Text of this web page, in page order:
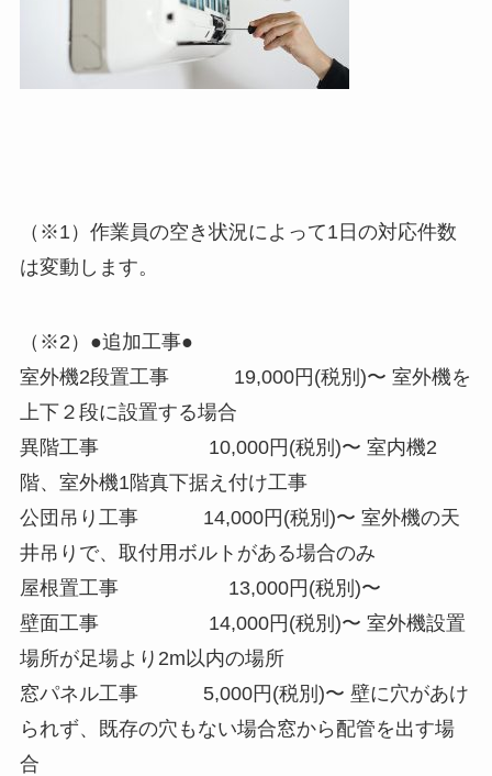
（※1）作業員の空き状況によって1日の対応件数
は変動します。
（※2）●追加工事●
室外機2段置工事 19,000円(税別)〜 室外機を
上下２段に設置する場合
異階工事 10,000円(税別)〜 室内機2
階、室外機1階真下据え付け工事
公団吊り工事 14,000円(税別)〜 室外機の天
井吊りで、取付用ボルトがある場合のみ
屋根置工事 13,000円(税別)〜
壁面工事 14,000円(税別)〜 室外機設置
場所が足場より2m以内の場所
窓パネル工事 5,000円(税別)〜 壁に穴があけ
られず、既存の穴もない場合窓から配管を出す場
合